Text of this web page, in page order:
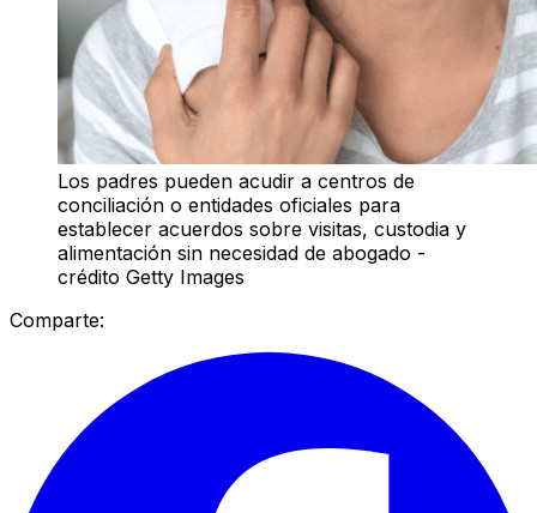
Los padres pueden acudir a centros de
conciliación o entidades oficiales para
establecer acuerdos sobre visitas, custodia y
alimentación sin necesidad de abogado -
crédito Getty Images
Comparte: